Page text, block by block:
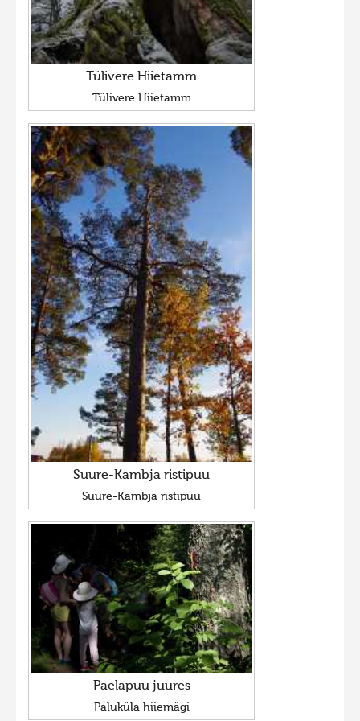
Tülivere Hiietamm
Tülivere Hiietamm
Suure-Kambja ristipuu
Suure-Kambja ristipuu
Paelapuu juures
Paluküla hiiemägi